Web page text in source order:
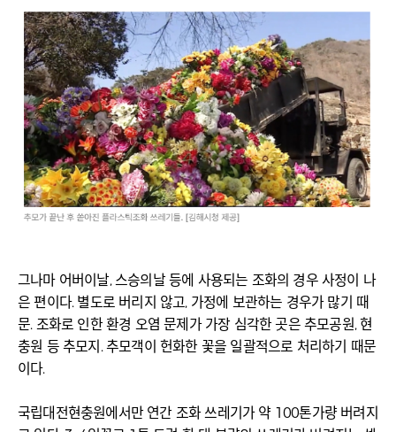
그나마 어버이날, 스승의날 등에 사용되는 조화의 경우 사정이 나
은 편이다. 별도로 버리지 않고, 가정에 보관하는 경우가 많기 때
문. 조화로 인한 환경 오염 문제가 가장 심각한 곳은 추모공원, 현
충원 등 추모지. 추모객이 헌화한 꽃을 일괄적으로 처리하기 때문
이다.
국립대전현충원에서만 연간 조화 쓰레기가 약 100톤가량 버려지